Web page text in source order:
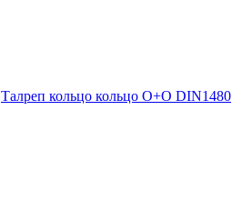
Талреп кольцо кольцо О+О DIN1480